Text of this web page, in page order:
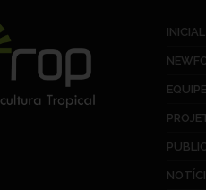
INICIAL
EQUIPE